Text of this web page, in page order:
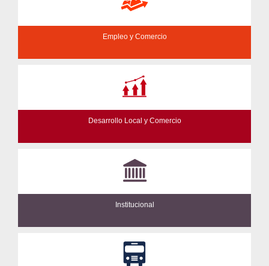
Empleo y Comercio
Desarrollo Local y Comercio
Institucional